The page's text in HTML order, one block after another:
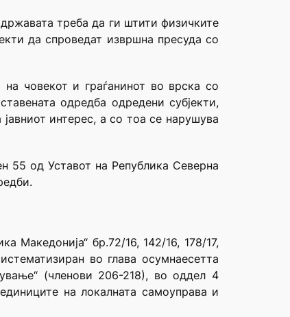
треба да ги штити физичките
да спроведат извршна пресуда со
човекот и граѓанинот во врска со
одредба одредени субјекти,
интерес, а со тоа се нарушува
55 од Уставот на Република Северна
Македонија“ бр.72/16, 142/16, 178/17,
во глава осумнаесетта
(членови 206-218), во оддел 4
на локалната самоуправа и